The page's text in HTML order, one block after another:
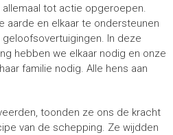
tot actie opgeroepen.
aarde en elkaar te ondersteunen
In deze
hebben we elkaar nodig en onze
familie nodig. Alle hens aan
toonden ze ons de kracht
van de schepping. Ze wijdden